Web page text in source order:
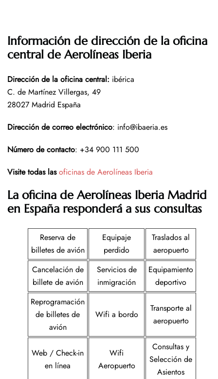
Información de dirección de la oficina
central de Aerolíneas Iberia
Dirección de la oficina central: ibérica
C. de Martínez Villergas, 49
28027 Madrid España
Dirección de correo electrónico: info@ibaeria.es
Número de contacto: +34 900 111 500
Visite todas las oficinas de Aerolíneas Iberia
La oficina de Aerolíneas Iberia Madrid
en España responderá a sus consultas
Reserva de
billetes de avión
Equipaje
perdido
Traslados al
aeropuerto
Cancelación de
billete de avión
Servicios de
inmigración
Equipamiento
deportivo
Reprogramación
de billetes de
avión
Wifi a bordo
Transporte al
aeropuerto
Web / Check-in
en línea
Wifi
Aeropuerto
Consultas y
Selección de
Asientos